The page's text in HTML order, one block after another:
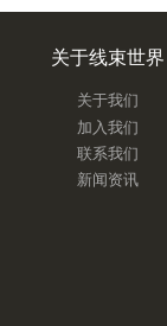
关于线束世界
关于我们
加入我们
联系我们
新闻资讯